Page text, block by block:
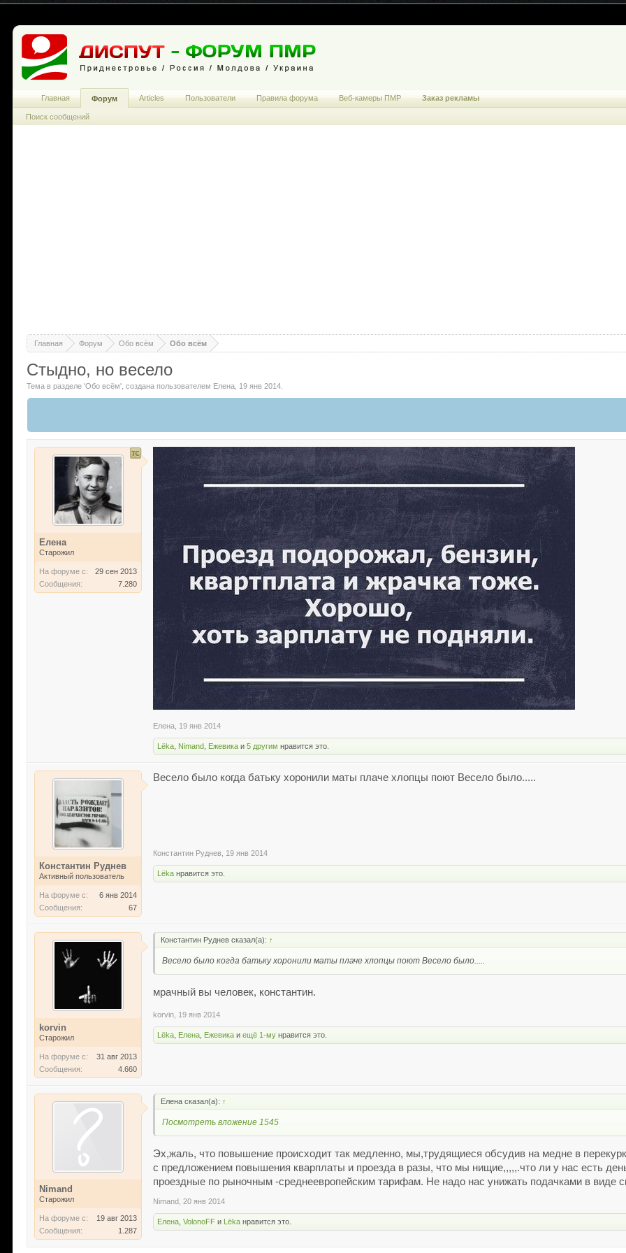
Главная Форум Обо всём Обо всём
Стыдно, но весело
Тема в разделе 'Обо всём' , создана пользователем Елена 19 янв 2014
Елена
Старожил
На форуме с:
29 сен 2013
Сообщения:
7.280
Елена 19 янв 2014
Lёka Nimand Ежевика и5 другим нравится это.
Константин Руднев
Активный пользователь
На форуме с:
6 янв 2014
Сообщения:
67
Весело было когда батьку хоронили маты плаче хлопцы поют Весело было.....
Константин Руднев 19 янв 2014
Lёka нравится это.
korvin
Старожил
На форуме с:
31 авг 2013
Сообщения:
4.660
Константин Руднев сказал(а): ↑
Весело было когда батьку хоронили маты плаче хлопцы поют Весело было.....
мрачный вы человек, константин.
korvin 19 янв 2014
Lёka Елена Ежевика иещё 1-му нравится это.
Nimand
Старожил
На форуме с:
19 авг 2013
Сообщения:
1.287
Елена сказал(а): ↑
Посмотреть вложение 1545
Эх,жаль, что повышение происходит так медленно, мы,трудящиеся обсудив на медне в
с предложением повышения кварплаты и проезда в разы, что мы нищие,,,,,.что ли у нас есть
проездные по рыночным -среднеевропейским тарифам. Не надо нас унижать подачками в виде
Nimand 20 янв 2014
Елена ,VolonoFF и Lёka нравится это.
Главная Форум
Поиск сообщений
Articles Пользователи Правила форума Веб-камеры ПМР Заказ рекламы